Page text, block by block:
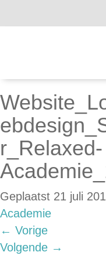
r_Relaxed-
Geplaatst 21 juli
Academie
← Vorige
Volgende →